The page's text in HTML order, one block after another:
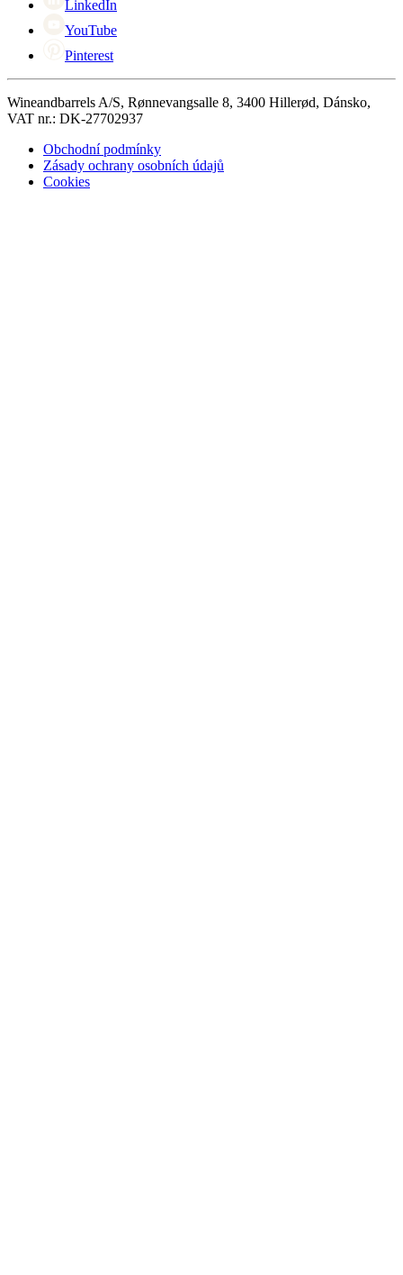
LinkedIn
YouTube
Pinterest
Wineandbarrels A/S, Rønnevangsalle 8, 3400 Hillerød, Dánsko,
VAT nr.: DK-27702937
Obchodní podmínky
Zásady ochrany osobních údajů
Cookies